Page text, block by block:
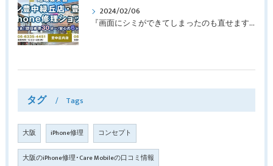
2024/02/06
『画面にシミができてしまったのも直せますか？』豊中市南桜塚より画面修理でご来店♪【iPhone11Pro】
タグ Tags
大阪 iPhone修理 コンセプト
大阪のiPhone修理･Care Mobileの口コミ情報